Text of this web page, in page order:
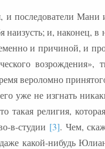
и последователи Мани
наизусть; и, наконец,
и причиной, и
вероломно
уже не изгнать
такая религия,
в-студии [3]. Чем,
какой-нибудь